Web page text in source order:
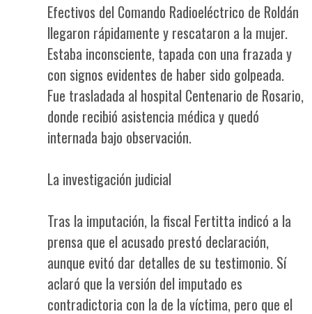
Efectivos del Comando Radioeléctrico de Roldán
llegaron rápidamente y rescataron a la mujer.
Estaba inconsciente, tapada con una frazada y
con signos evidentes de haber sido golpeada.
Fue trasladada al hospital Centenario de Rosario,
donde recibió asistencia médica y quedó
internada bajo observación.
La investigación judicial
Tras la imputación, la fiscal Fertitta indicó a la
prensa que el acusado prestó declaración,
aunque evitó dar detalles de su testimonio. Sí
aclaró que la versión del imputado es
contradictoria con la de la víctima, pero que el